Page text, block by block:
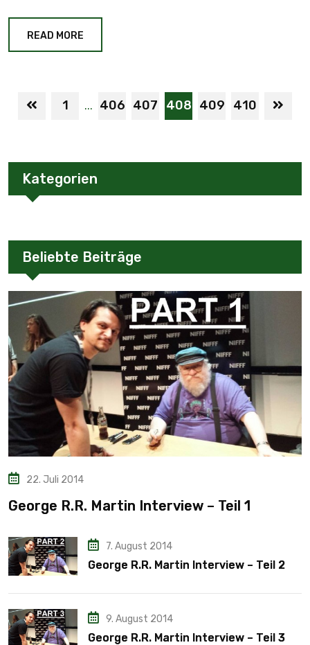
READ MORE
1 ... 406 407 408 409 410
Kategorien
Beliebte Beiträge
22. Juli 2014
George R.R. Martin Interview – Teil 1
7. August 2014
George R.R. Martin Interview – Teil 2
9. August 2014
George R.R. Martin Interview – Teil 3